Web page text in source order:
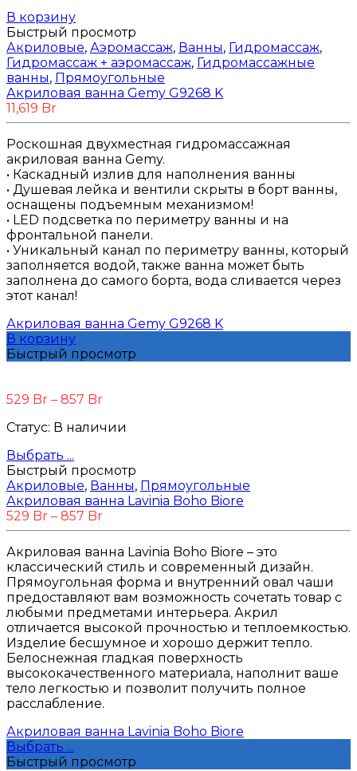
В корзину
Быстрый просмотр
Акриловые, Аэромассаж, Ванны, Гидромассаж,
Гидромассаж + аэромассаж, Гидромассажные
ванны, Прямоугольные
Акриловая ванна Gemy G9268 K
11,619 Br
Роскошная двухместная гидромассажная
акриловая ванна Gemy.
• Каскадный излив для наполнения ванны
• Душевая лейка и вентили скрыты в борт ванны,
оснащены подъемным механизмом!
• LED подсветка по периметру ванны и на
фронтальной панели.
• Уникальный канал по периметру ванны, который
заполняется водой, также ванна может быть
заполнена до самого борта, вода сливается через
этот канал!
Акриловая ванна Gemy G9268 K
В корзину
Быстрый просмотр
529 Br – 857 Br
Статус: В наличии
Выбрать ...
Быстрый просмотр
Акриловые, Ванны, Прямоугольные
Акриловая ванна Lavinia Boho Biore
529 Br – 857 Br
Акриловая ванна Lavinia Boho Biore – это
классический стиль и современный дизайн.
Прямоугольная форма и внутренний овал чаши
предоставляют вам возможность сочетать товар с
любыми предметами интерьера. Акрил
отличается высокой прочностью и теплоемкостью.
Изделие бесшумное и хорошо держит тепло.
Белоснежная гладкая поверхность
высококачественного материала, наполнит ваше
тело легкостью и позволит получить полное
расслабление.
Акриловая ванна Lavinia Boho Biore
Выбрать ...
Быстрый просмотр